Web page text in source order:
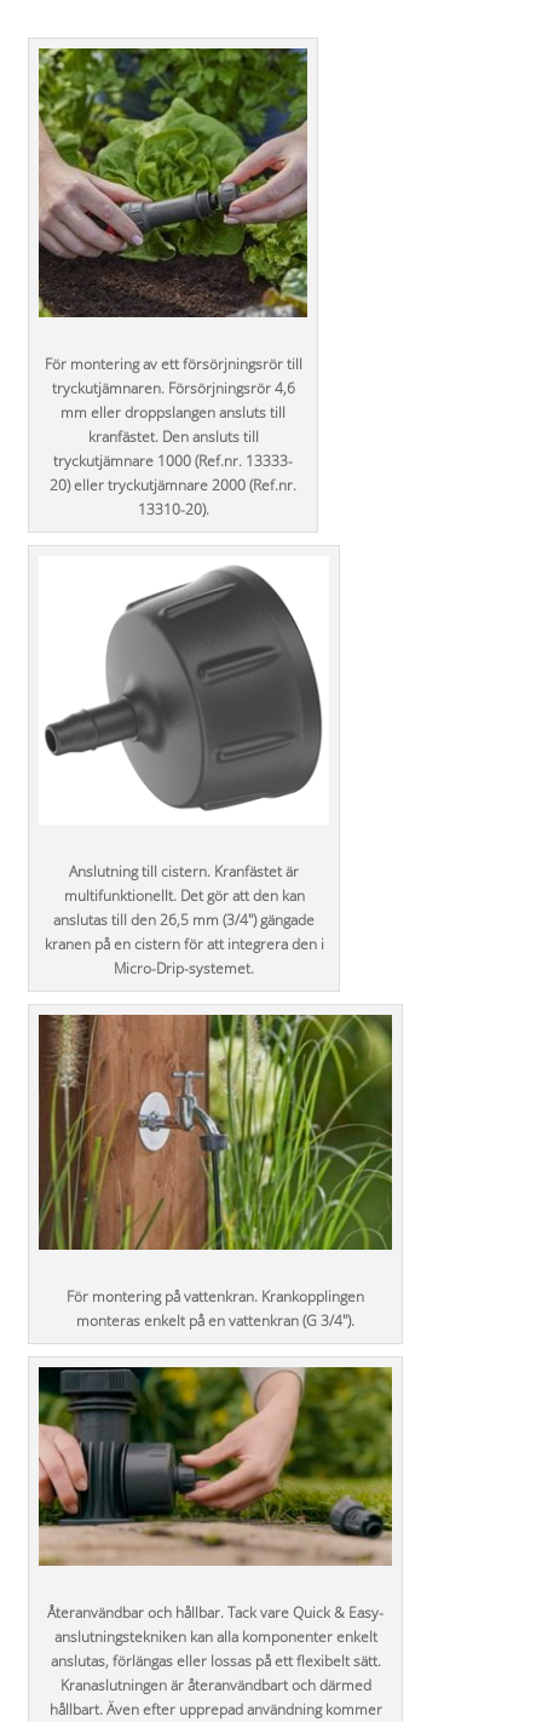
För montering av ett försörjningsrör till
tryckutjämnaren. Försörjningsrör 4,6
mm eller droppslangen ansluts till
kranfästet. Den ansluts till
tryckutjämnare 1000 (Ref.nr. 13333-
20) eller tryckutjämnare 2000 (Ref.nr.
13310-20).
Anslutning till cistern. Kranfästet är
multifunktionellt. Det gör att den kan
anslutas till den 26,5 mm (3/4") gängade
kranen på en cistern för att integrera den i
Micro-Drip-systemet.
För montering på vattenkran. Krankopplingen
monteras enkelt på en vattenkran (G 3/4").
Återanvändbar och hållbar. Tack vare Quick & Easy-
anslutningstekniken kan alla komponenter enkelt
anslutas, förlängas eller lossas på ett flexibelt sätt.
Kranaslutningen är återanvändbart och därmed
hållbart. Även efter upprepad användning kommer